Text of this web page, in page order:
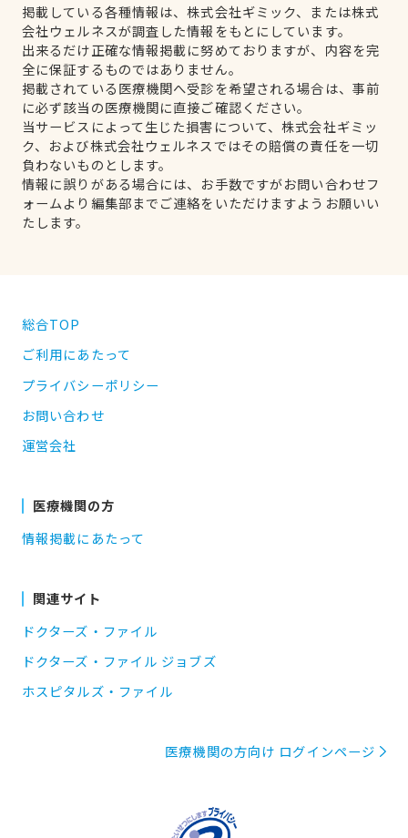
掲載している各種情報は、株式会社ギミック、または株式
会社ウェルネスが調査した情報をもとにしています。
出来るだけ正確な情報掲載に努めておりますが、内容を完
全に保証するものではありません。
掲載されている医療機関へ受診を希望される場合は、事前
に必ず該当の医療機関に直接ご確認ください。
当サービスによって生じた損害について、株式会社ギミッ
ク、および株式会社ウェルネスではその賠償の責任を一切
負わないものとします。
情報に誤りがある場合には、お手数ですがお問い合わせフ
ォームより編集部までご連絡をいただけますようお願いい
たします。
総合TOP
ご利用にあたって
プライバシーポリシー
お問い合わせ
運営会社
医療機関の方
情報掲載にあたって
関連サイト
ドクターズ・ファイル
ドクターズ・ファイル ジョブズ
ホスピタルズ・ファイル
医療機関の方向け ログインページ